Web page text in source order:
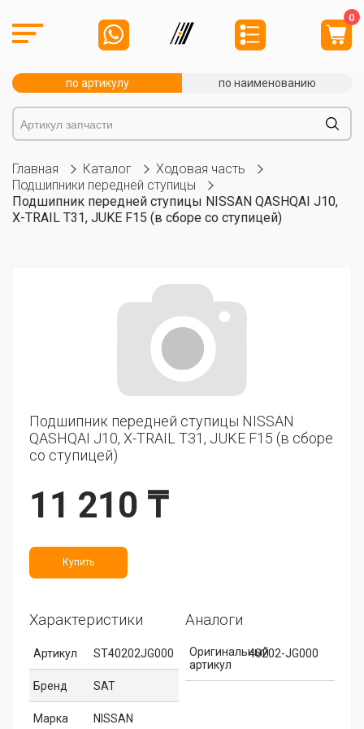
0
по артикулу по наименованию
Главная Каталог
Ходовая часть
Подшипники передней ступицы
Подшипник передней ступицы NISSAN QASHQAI J10,
X-TRAIL T31, JUKE F15 (в сборе со ступицей)
Подшипник передней ступицы NISSAN
QASHQAI J10, X-TRAIL T31, JUKE F15 (в сборе
со ступицей)
11 210 ₸
Купить
Характеристики
Артикул ST40202JG000
Бренд SAT
Марка NISSAN
Аналоги
Оригинальный
артикул
40202-JG000